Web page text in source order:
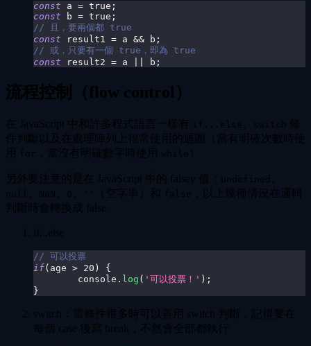
const a = true ;
const b = true ;
// 且，要兩個都 true
const result1 = a && b ;
// 或，只要有一個 true，即為 true
const result2 = a b ;
流程控制（flow control）
在 JavaScript 中和許多程式語言一樣有 if...else switch 條
件判斷以及在處理陣列上很常使用的迴圈（當有明確次數時使
用 for ，當沒有明確數字時使用 while ）
另外要注意的是在 JavaScript 中的 falsey 值： undefined
null NaN 0 "" （空字串）和 false ，以上幾種情況在邏輯
判斷時會轉換成 false
if...else
// 可以投票
if( age > 20 )
{
console . log ( '可以投票！' ) ;
}
switch：當條件很多時可以善用 switch 判斷，記得要在
每個 case 後寫 break，不然會全部都執行